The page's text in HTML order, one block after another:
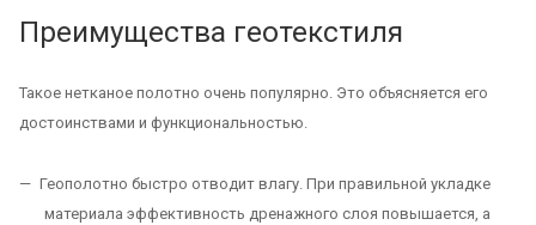
Преимущества геотекстиля
Такое нетканое полотно очень популярно. Это объясняется его
достоинствами и функциональностью.
Геополотно быстро отводит влагу. При правильной укладке
материала эффективность дренажного слоя повышается, а